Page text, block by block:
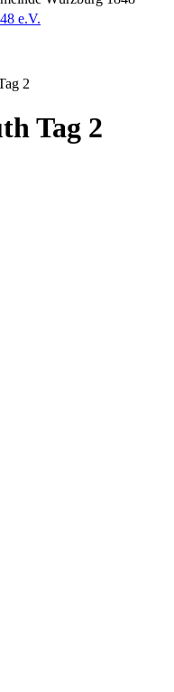
e.V.
2
Tag 2